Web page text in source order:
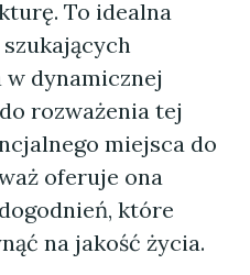
To idealna
dynamicznej
rozważenia tej
miejsca do
oferuje ona
które
na jakość życia.